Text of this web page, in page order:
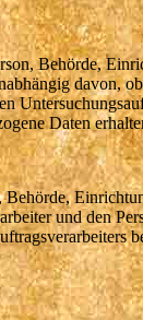
Behörde,
davon,
Daten
und den